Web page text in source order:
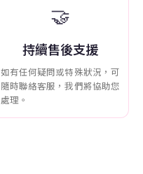
🤝
持續售後支援
如有任何疑問或特殊狀況，可
隨時聯絡客服，我們將協助您
處理。